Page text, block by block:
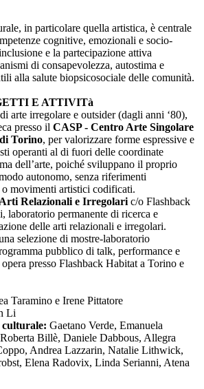
in particolare quella artistica, è centrale
cognitive, emozionali e socio-
e la partecipazione attiva
di consapevolezza, autostima e
alla salute biopsicosociale delle comunità.
E ATTIVITà
arte irregolare e outsider (dagli anni ‘80),
presso il CASP - Centro Arte Singolare
Torino, per valorizzare forme espressive e
operanti al di fuori delle coordinate
dell’arte, poiché sviluppano il proprio
autonomo, senza riferimenti
movimenti artistici codificati.
Relazionali e Irregolari c/o Flashback
laboratorio permanente di ricerca e
delle arti relazionali e irregolari.
selezione di mostre-laboratorio
pubblico di talk, performance e
presso Flashback Habitat a Torino e
Taramino e Irene Pittatore
Li
culturale: Gaetano Verde, Emanuela
Billè, Daniele Dabbous, Allegra
Andrea Lazzarin, Natalie Lithwick,
Elena Radovix, Linda Serianni, Atena